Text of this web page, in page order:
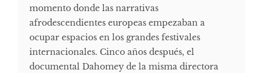
momento donde las narrativas
afrodescendientes europeas empezaban a
ocupar espacios en los grandes festivales
internacionales. Cinco años después, el
documental Dahomey de la misma directora